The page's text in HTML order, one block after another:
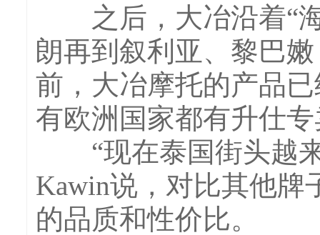
之后，大冶沿着“海
朗再到叙利亚、黎巴
前，大冶摩托的产品
有欧洲国家都有升仕
“现在泰国街头越来
Kawin说，对比其他牌
的品质和性价比。